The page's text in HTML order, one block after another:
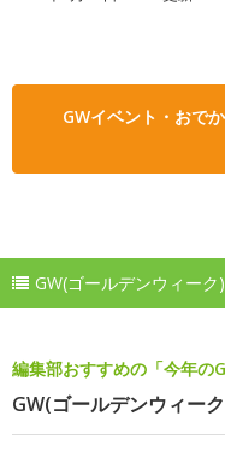
GWイベント・おで
GW(ゴールデンウィー
編集部おすすめの「今年の
GW(ゴールデンウィー